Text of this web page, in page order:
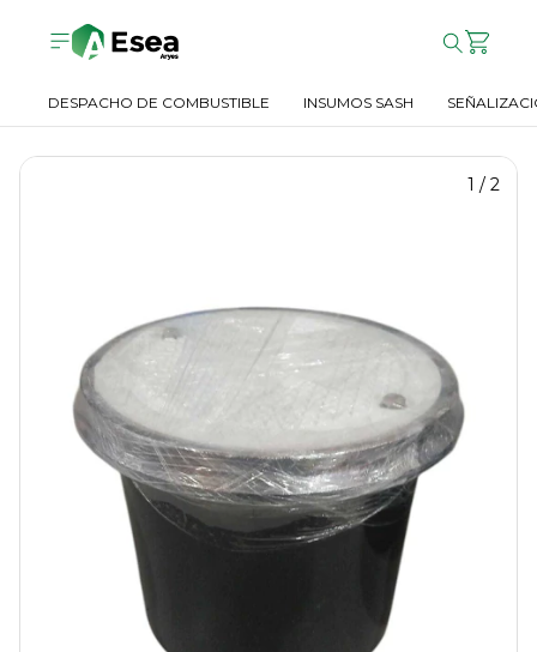
DESPACHO DE COMBUSTIBLE INSUMOS SASH
1 / 2